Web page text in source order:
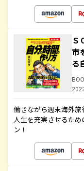
Ｓ
市
る
働きながら週末海外旅
人生を充実させるた
ン！